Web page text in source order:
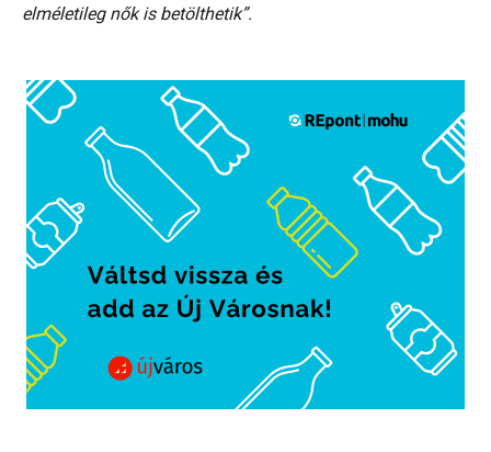
elméletileg nők is betölthetik”.